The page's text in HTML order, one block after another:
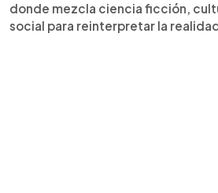
donde mezcla ciencia ficción,
social para reinterpretar la